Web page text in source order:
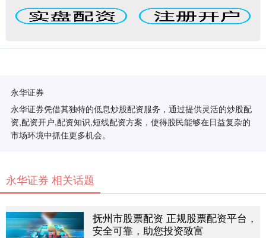
永华证券
永华证券凭借其独特的低息炒股配资服务，通过提供灵活的炒股配
资,配资开户,配资知识,短线配资方案，使得股民能够在日益复杂的
市场环境中抓住更多机会。
永华证券 相关话题
抚州市股票配资 正规股票配资平台，
安全可靠，助您投资致富